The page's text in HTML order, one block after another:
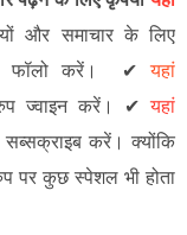
और समाचार के लिए
करें। ✔यहां
ज्वाइन करें । ✔यहां
करें। क्योंकि
पर कुछ स्पेशल भी होता